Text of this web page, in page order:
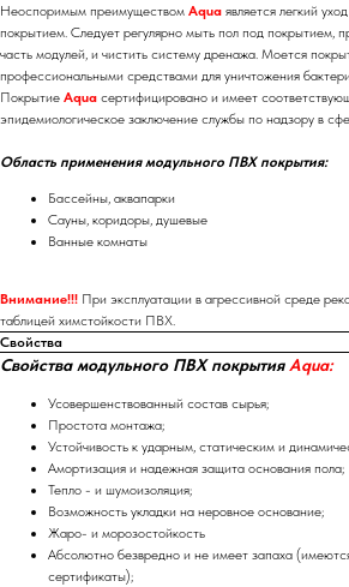
Неоспоримым преимуществом Aqua является легкий
покрытием. Следует регулярно мыть пол под покрытием,
часть модулей, и чистить систему дренажа. Моется
профессиональными средствами для уничтожения
Покрытие Aqua сертифицировано и имеет
эпидемиологическое заключение службы по надзору в
Область применения модульного ПВХ покрытия:
Бассейны, аквапарки
Сауны, коридоры, душевые
Ванные комнаты
Внимание!!! При эксплуатации в агрессивной среде
таблицей химстойкости ПВХ.
Свойства
Свойства модульного ПВХ покрытияAqua:
Усовершенствованный состав сырья;
Простота монтажа;
Устойчивость к ударным, статическим и
Амортизация и надежная защита основания пола;
Тепло - и шумоизоляция;
Возможность укладки на неровное основание;
Жаро- и морозостойкость
Абсолютно безвредно и не имеет запаха
сертификаты);